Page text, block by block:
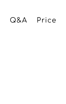
Q&A Price